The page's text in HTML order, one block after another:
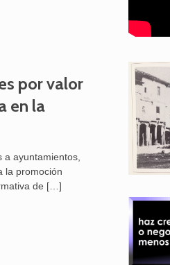
por valor
en la
ayuntamientos,
la promoción
de […]